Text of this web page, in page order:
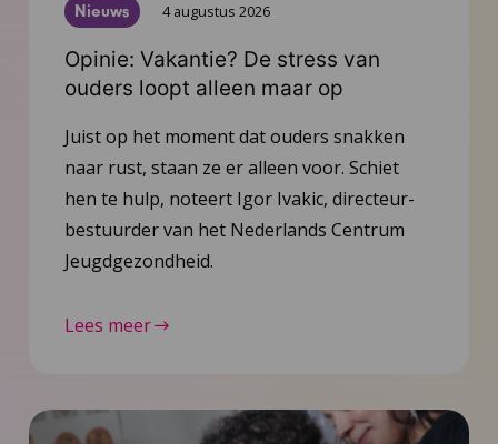
Nieuws 4 augustus 2026
Opinie: Vakantie? De stress van
ouders loopt alleen maar op
Juist op het moment dat ouders snakken
naar rust, staan ze er alleen voor. Schiet
hen te hulp, noteert Igor Ivakic, directeur-
bestuurder van het Nederlands Centrum
Jeugdgezondheid.
Lees meer